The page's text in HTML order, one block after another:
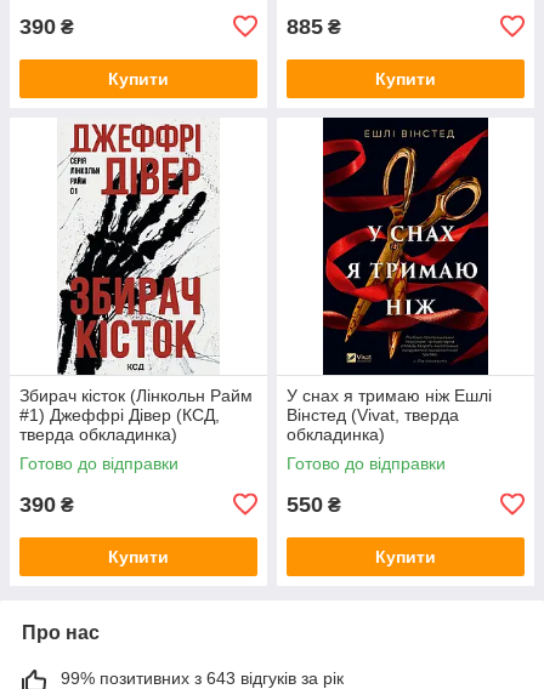
390 ₴
Купити
885 ₴
Купити
Збирач кісток (Лінкольн Райм
#1) Джеффрі Дівер (КСД,
тверда обкладинка)
Готово до відправки
390 ₴
Купити
У снах я тримаю ніж Ешлі
Вінстед (Vivat, тверда
обкладинка)
Готово до відправки
550 ₴
Купити
Про нас
99% позитивних з 643 відгуків за рік